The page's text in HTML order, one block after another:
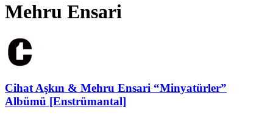
Mehru Ensari
Cihat Aşkın & Mehru Ensari “Minyatürler”
Albümü [Enstrümantal]